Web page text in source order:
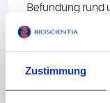
Zustimmung
Befundung rund